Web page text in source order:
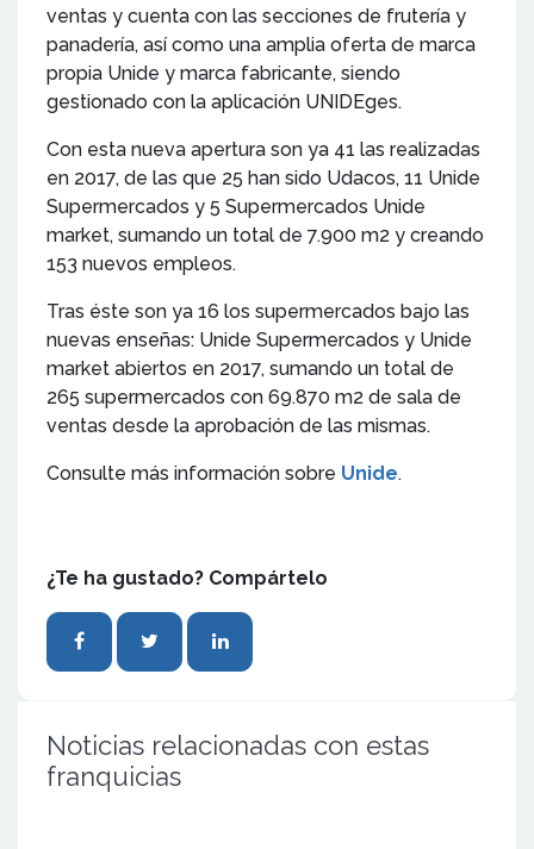
ventas y cuenta con las secciones de frutería y
panadería, así como una amplia oferta de marca
propia Unide y marca fabricante, siendo
gestionado con la aplicación UNIDEges.
Con esta nueva apertura son ya 41 las realizadas
en 2017, de las que 25 han sido Udacos, 11 Unide
Supermercados y 5 Supermercados Unide
market, sumando un total de 7.900 m2 y creando
153 nuevos empleos.
Tras éste son ya 16 los supermercados bajo las
nuevas enseñas: Unide Supermercados y Unide
market abiertos en 2017, sumando un total de
265 supermercados con 69.870 m2 de sala de
ventas desde la aprobación de las mismas.
Consulte más información sobre Unide.
¿Te ha gustado? Compártelo
Noticias relacionadas con estas
franquicias